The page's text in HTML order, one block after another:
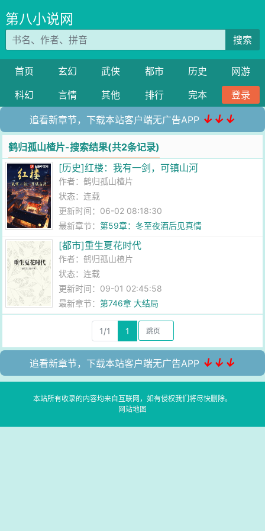
第八小说网
搜索
首页 玄幻 武侠 都市 历史
网游
科幻
言情 其他 排行 完本 登录
追看新章节，下载本站客户端无广告APP ↓↓↓
鹤归孤山楂片-搜索结果(共2条记录)
[历史]红楼：我有一剑，可镇山河
作者：鹤归孤山楂片
状态：连载
更新时间：06-02 08:18:30
最新章节：第59章：冬至夜酒后见真情
[都市]重生夏花时代
作者：鹤归孤山楂片
状态：连载
更新时间：09-01 02:45:58
最新章节：第746章 大结局
1/1 1
追看新章节，下载本站客户端无广告APP ↓↓↓
本站所有收录的内容均来自互联网，如有侵权我们将尽快删除。
网站地图